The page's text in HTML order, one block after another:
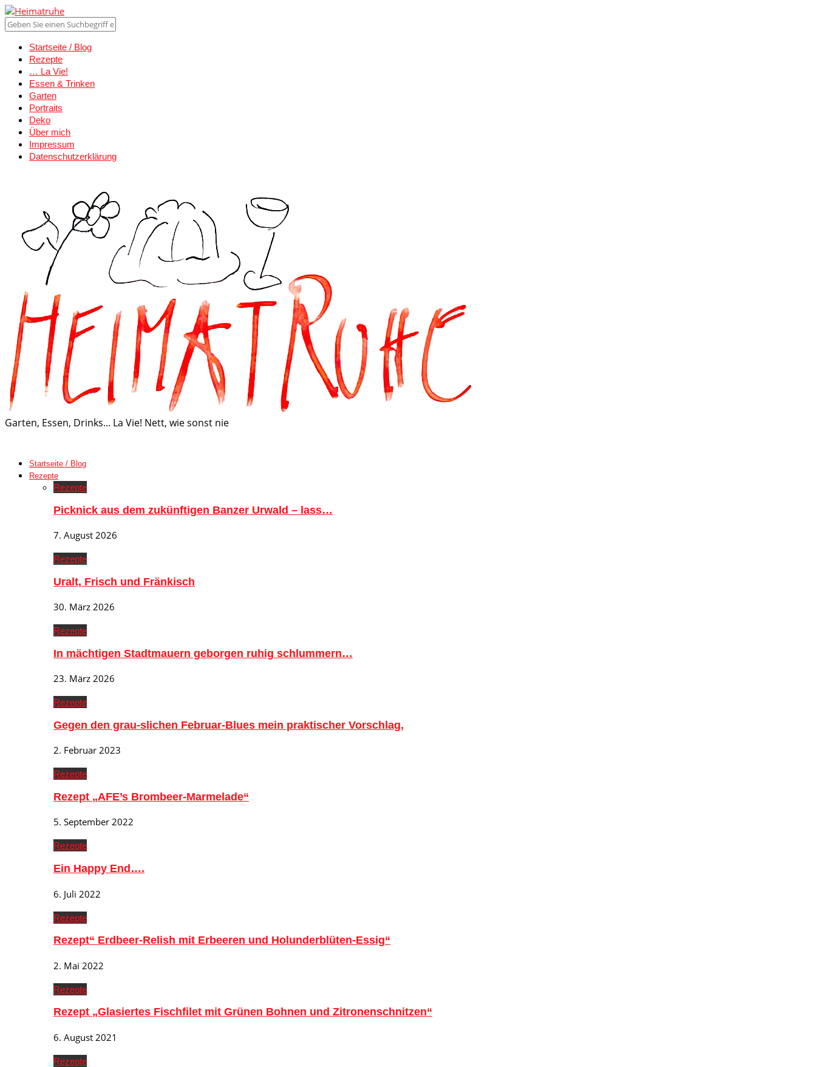
Startseite / Blog
Rezepte
… La Vie!
Essen & Trinken
Garten
Portraits
Deko
Über mich
Impressum
Datenschutzerklärung
Garten, Essen, Drinks... La Vie! Nett, wie sonst nie
Startseite / Blog
Rezepte
Rezepte
Picknick aus dem zukünftigen Banzer Urwald – lass…
7. August 2026
Rezepte
Uralt, Frisch und Fränkisch
30. März 2026
Rezepte
In mächtigen Stadtmauern geborgen ruhig schlummern…
23. März 2026
Rezepte
Gegen den grau-slichen Februar-Blues mein praktischer Vorschlag,
2. Februar 2023
Rezepte
Rezept „AFE’s Brombeer-Marmelade“
5. September 2022
Rezepte
Ein Happy End….
6. Juli 2022
Rezepte
Rezept“ Erdbeer-Relish mit Erbeeren und Holunderblüten-Essig“
2. Mai 2022
Rezepte
Rezept „Glasiertes Fischfilet mit Grünen Bohnen und Zitronenschnitzen“
6. August 2021
Rezepte